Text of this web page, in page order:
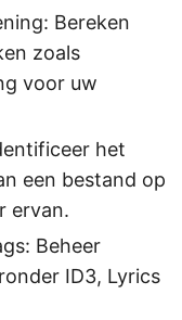
Bereken
zoals
voor uw
het
een bestand op
ervan.
Beheer
ID3, Lyrics